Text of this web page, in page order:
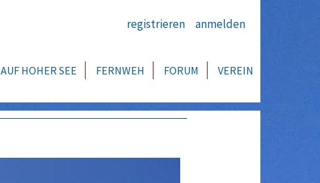
registrieren anmelden
AUF HOHER SEE FERNWEH FORUM VEREIN